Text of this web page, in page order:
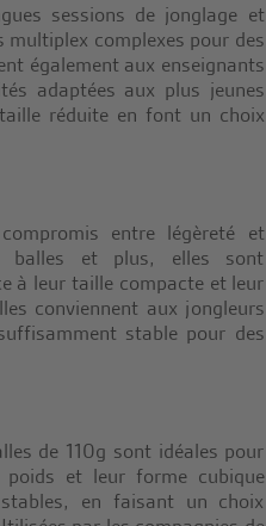
sessions de jonglage et
complexes pour des
également aux enseignants
adaptées aux plus jeunes
réduite en font un choix
entre légèreté et
balles et plus, elles sont
à leur taille compacte et leur
conviennent aux jongleurs
stable pour des
de 110g sont idéales pour
et leur forme cubique
en faisant un choix